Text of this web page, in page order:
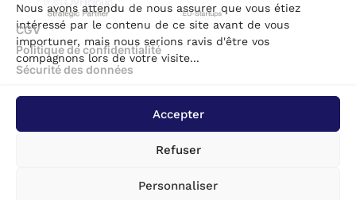
Nous avons attendu de nous assurer que vous étiez
intéressé par le contenu de ce site avant de vous
importuner, mais nous serions ravis d'être vos
compagnons lors de votre visite...
Accepter
Refuser
Personnaliser
CGV
Politique de confidentialité
Sécurité des données